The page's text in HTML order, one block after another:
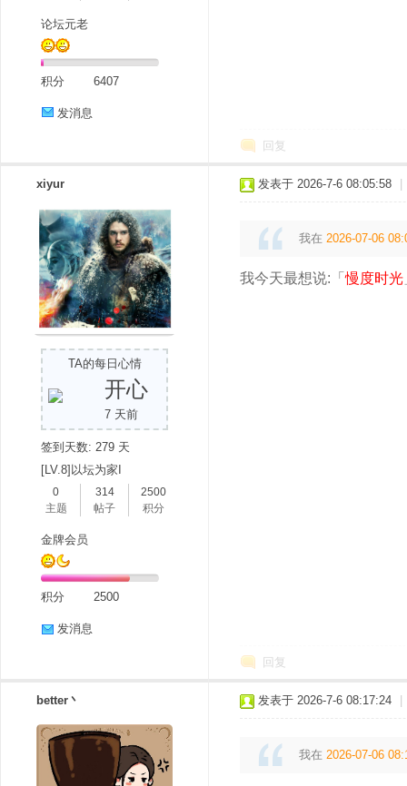
论坛元老
积分 6407
发消息
回复
xiyur
TA的每日心情
开心
7 天前
签到天数: 279 天
[LV.8]以坛为家I
0
主题
314
帖子
2500
积分
金牌会员
积分 2500
发消息
发表于 2026-7-6 08:05:58
我在 2026-07-06
我今天最想说:「慢度时光
回复
better丶 发表于 2026-7-6 08:17:24
我在 2026-07-06